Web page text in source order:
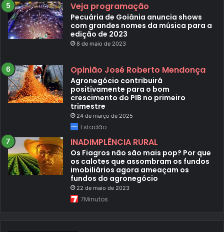
Veja programação
Pecuária de Goiânia anuncia shows
com grandes nomes da música para a
edição de 2023
8 de maio de 2023
Opinião José Roberto Mendonça
Agronegócio contribuirá
positivamente para o bom
crescimento do PIB no primeiro
trimestre
24 de março de 2025
Estadão
INADIMPLÊNCIA RURAL
Os Fiagros não são mais pop? Por que
os calotes que assombram os fundos
imobiliários agora ameaçam os
fundos do agronegócio
22 de maio de 2023
7Minutos